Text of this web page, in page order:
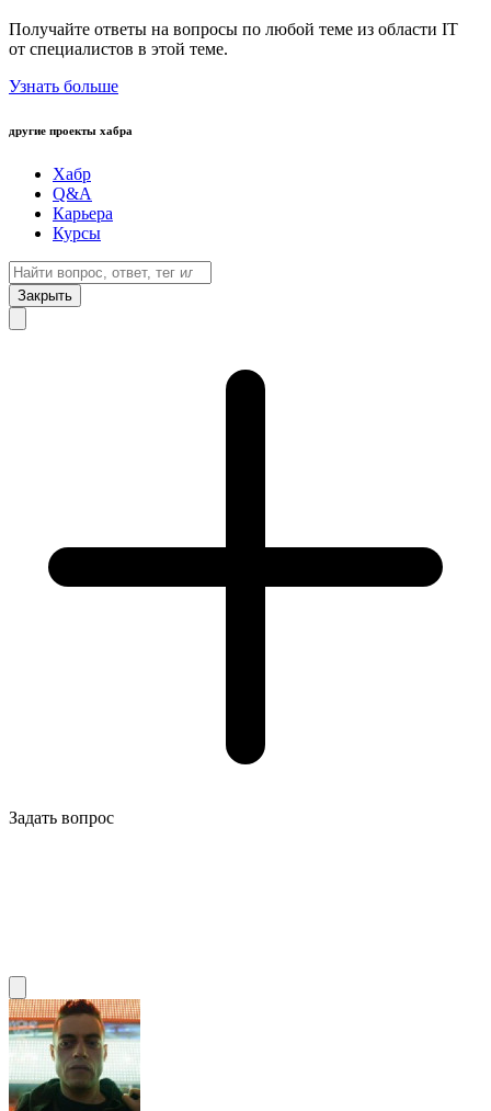
Получайте ответы на вопросы по любой теме из области IT
от специалистов в этой теме.
Узнать больше
другие проекты хабра
Хабр
Q&A
Карьера
Курсы
Закрыть
Задать вопрос